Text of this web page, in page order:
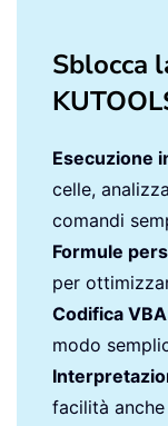
Sblocca
Esecuzione
celle,
comandi
Formule
per
Codifica VBA
modo
facilità